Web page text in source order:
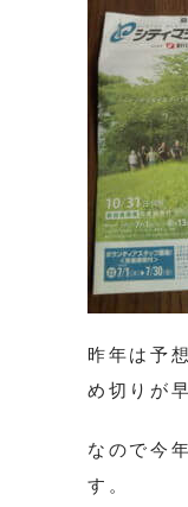
昨年は予
め切りが
なので今
す。